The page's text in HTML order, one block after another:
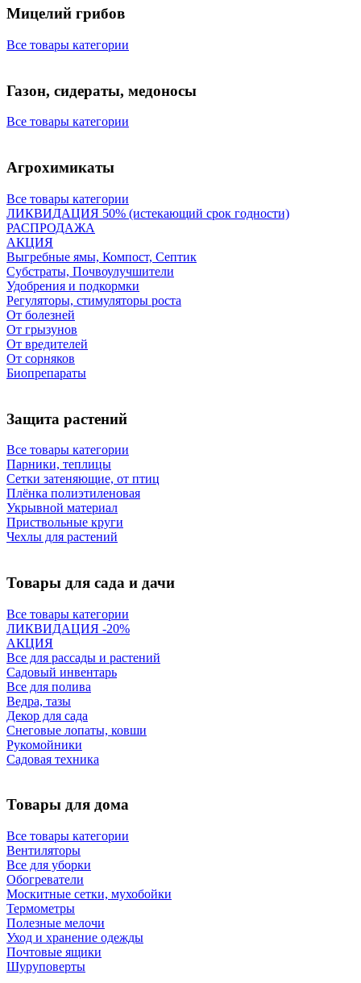
Мицелий грибов
Все товары категории
Газон, сидераты, медоносы
Все товары категории
Агрохимикаты
Все товары категории
ЛИКВИДАЦИЯ 50% (истекающий срок годности)
РАСПРОДАЖА
АКЦИЯ
Выгребные ямы, Компост, Септик
Субстраты, Почвоулучшители
Удобрения и подкормки
Регуляторы, стимуляторы роста
От болезней
От грызунов
От вредителей
От сорняков
Биопрепараты
Защита растений
Все товары категории
Парники, теплицы
Сетки затеняющие, от птиц
Плёнка полиэтиленовая
Укрывной материал
Приствольные круги
Чехлы для растений
Товары для сада и дачи
Все товары категории
ЛИКВИДАЦИЯ -20%
АКЦИЯ
Все для рассады и растений
Садовый инвентарь
Все для полива
Ведра, тазы
Декор для сада
Снеговые лопаты, ковши
Рукомойники
Садовая техника
Товары для дома
Все товары категории
Вентиляторы
Все для уборки
Обогреватели
Москитные сетки, мухобойки
Термометры
Полезные мелочи
Уход и хранение одежды
Почтовые ящики
Шуруповерты